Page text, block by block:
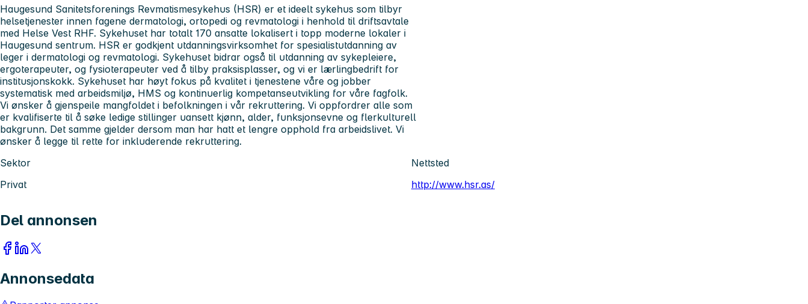
Haugesund Sanitetsforenings Revmatismesykehus (HSR) er et ideelt sykehus som tilbyr
helsetjenester innen fagene dermatologi, ortopedi og revmatologi i henhold til driftsavtale
med Helse Vest RHF. Sykehuset har totalt 170 ansatte lokalisert i topp moderne lokaler i
Haugesund sentrum. HSR er godkjent utdanningsvirksomhet for spesialistutdanning av
leger i dermatologi og revmatologi. Sykehuset bidrar også til utdanning av sykepleiere,
ergoterapeuter, og fysioterapeuter ved å tilby praksisplasser, og vi er lærlingbedrift for
institusjonskokk. Sykehuset har høyt fokus på kvalitet i tjenestene våre og jobber
systematisk med arbeidsmiljø, HMS og kontinuerlig kompetanseutvikling for våre fagfolk.
Vi ønsker å gjenspeile mangfoldet i befolkningen i vår rekruttering. Vi oppfordrer alle som
er kvalifiserte til å søke ledige stillinger uansett kjønn, alder, funksjonsevne og flerkulturell
bakgrunn. Det samme gjelder dersom man har hatt et lengre opphold fra arbeidslivet. Vi
ønsker å legge til rette for inkluderende rekruttering.
Sektor
Privat
Nettsted
http://www.hsr.as/
Del annonsen
Annonsedata